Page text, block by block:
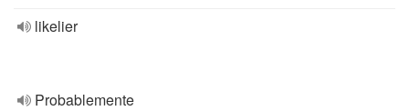
likelier
Probablemente